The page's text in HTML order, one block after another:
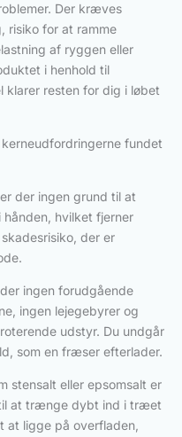
Der kræves
risiko for at ramme
af ryggen eller
i henhold til
klarer resten for dig i løbet
fundet
der ingen grund til at
hvilket fjerner
der er
ingen forudgående
ingen lejegebyrer og
udstyr. Du undgår
som en fræser efterlader.
stensalt eller epsomsalt er
at trænge dybt ind i træet
at ligge på overfladen,